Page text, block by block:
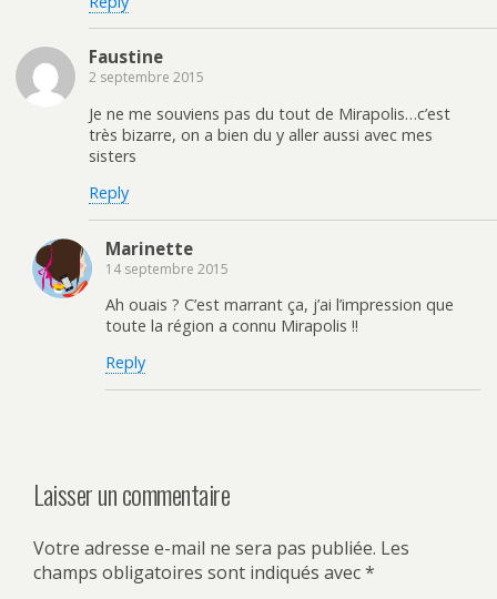
Faustine
2 septembre 2015
Je ne me souviens pas du tout de Mirapolis…c’est
très bizarre, on a bien du y aller aussi avec mes
sisters
Reply
Marinette
14 septembre 2015
Ah ouais ? C’est marrant ça, j’ai l’impression que
toute la région a connu Mirapolis !!
Reply
Laisser un commentaire
Votre adresse e-mail ne sera pas publiée. Les
champs obligatoires sont indiqués avec*